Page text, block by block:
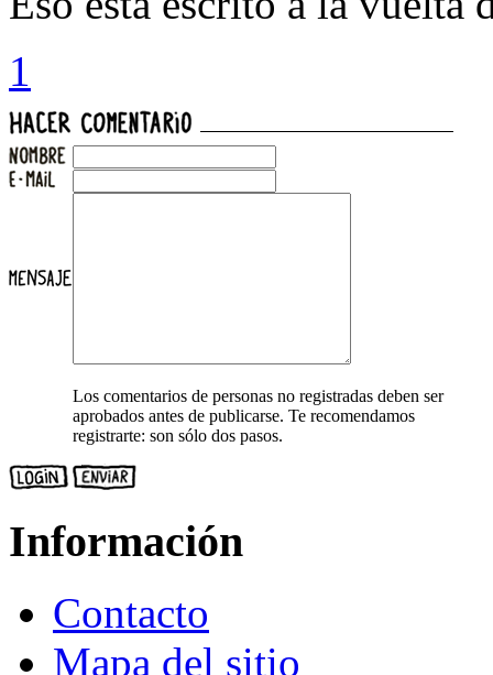
1
Los comentarios de personas no registradas deben ser
aprobados antes de publicarse. Te recomendamos
registrarte: son sólo dos pasos.
Información
Contacto
Mapa del sitio